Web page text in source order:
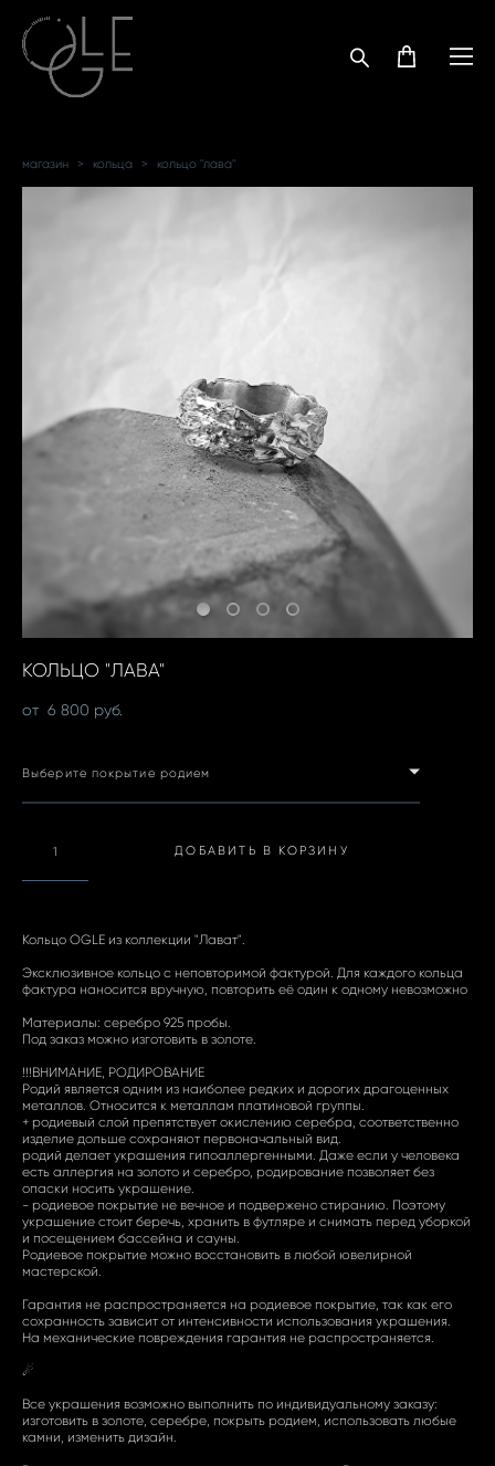
магазин > кольца > кольцо "лава"
КОЛЬЦО "ЛАВА"
от 6 800 pуб.
Выберите покрытие родием
ДОБАВИТЬ В КОРЗИНУ
Кольцо OGLE из коллекции "Лават".
Эксклюзивное кольцо с неповторимой фактурой. Для каждого кольца
фактура наносится вручную, повторить её один к одному невозможно
Материалы: серебро 925 пробы.
Под заказ можно изготовить в золоте.
!!!ВНИМАНИЕ, РОДИРОВАНИЕ
Родий является одним из наиболее редких и дорогих драгоценных
металлов. Относится к металлам платиновой группы.
+ родиевый слой препятствует окислению серебра, соответственно
изделие дольше сохраняют первоначальный вид.
родий делает украшения гипоаллергенными. Даже если у человека
есть аллергия на золото и серебро, родирование позволяет без
опаски носить украшение.
- родиевое покрытие не вечное и подвержено стиранию. Поэтому
украшение стоит беречь, хранить в футляре и снимать перед уборкой
и посещением бассейна и сауны.
Родиевое покрытие можно восстановить в любой ювелирной
мастерской.
Гарантия не распространяется на родиевое покрытие, так как его
сохранность зависит от интенсивности использования украшения.
На механические повреждения гарантия не распространяется.
☄
Все украшения возможно выполнить по индивидуальному заказу:
изготовить в золоте, серебре, покрыть родием, использовать любые
камни, изменить дизайн.